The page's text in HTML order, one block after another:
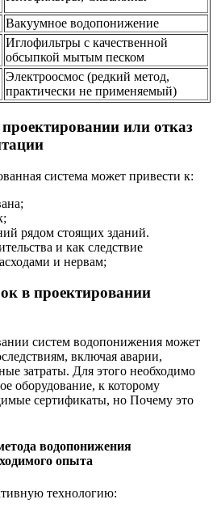
Вакуумное водопонижение
Иглофильтры с качественной
обсыпкой мытым песком
Электроосмос (редкий метод,
практически не применяемый)
или отказ
система может привести к:
рядом стоящих зданий.
и как следствие
и нервам;
в проектировании
систем водопонижения может
включая аварии,
затраты. Для этого необходимо
оборудование, к которому
сертификаты, но Почему это
водопонижения
опыта
технологию: